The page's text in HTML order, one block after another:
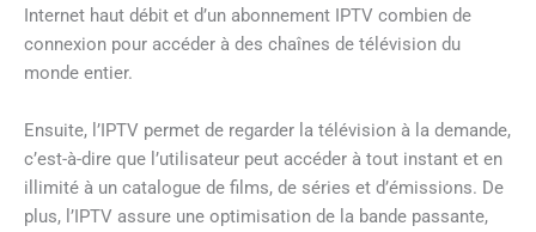
Internet haut débit et d’un abonnement IPTV combien de
connexion pour accéder à des chaînes de télévision du
monde entier.
Ensuite, l’IPTV permet de regarder la télévision à la demande,
c’est-à-dire que l’utilisateur peut accéder à tout instant et en
illimité à un catalogue de films, de séries et d’émissions. De
plus, l’IPTV assure une optimisation de la bande passante,